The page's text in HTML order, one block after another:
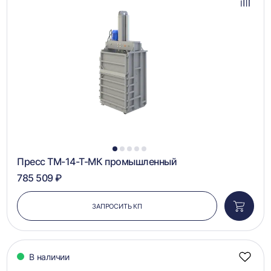
1 2 3 4 5
Пресс ТМ-14-Т-МК промышленный
785 509 ₽
ЗАПРОСИТЬ КП
в
В наличии